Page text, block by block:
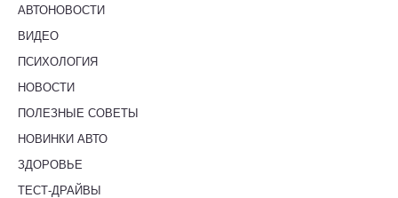
АВТОНОВОСТИ
ВИДЕО
ПСИХОЛОГИЯ
НОВОСТИ
ПОЛЕЗНЫЕ СОВЕТЫ
НОВИНКИ АВТО
ЗДОРОВЬЕ
ТЕСТ-ДРАЙВЫ